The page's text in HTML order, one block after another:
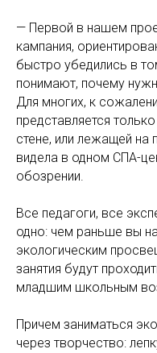
— Первой в нашем
кампания,
быстро убедились в
понимают, почему
Для многих, к
представляется
стене, или лежащей на
видела в одном СПА-
обозрении.
Все педагоги, все
одно: чем раньше вы
экологическим
занятия будут
младшим школьным
Причем заниматься
через творчество: